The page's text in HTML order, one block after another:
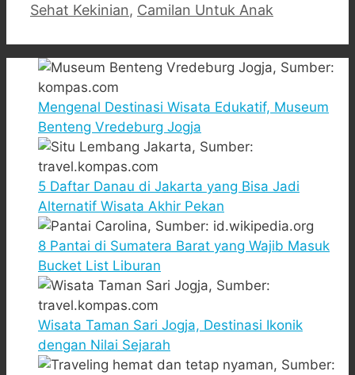
Sehat Kekinian, Camilan Untuk Anak
Mengenal Destinasi Wisata Edukatif, Museum
Benteng Vredeburg Jogja
5 Daftar Danau di Jakarta yang Bisa Jadi
Alternatif Wisata Akhir Pekan
8 Pantai di Sumatera Barat yang Wajib Masuk
Bucket List Liburan
Wisata Taman Sari Jogja, Destinasi Ikonik
dengan Nilai Sejarah